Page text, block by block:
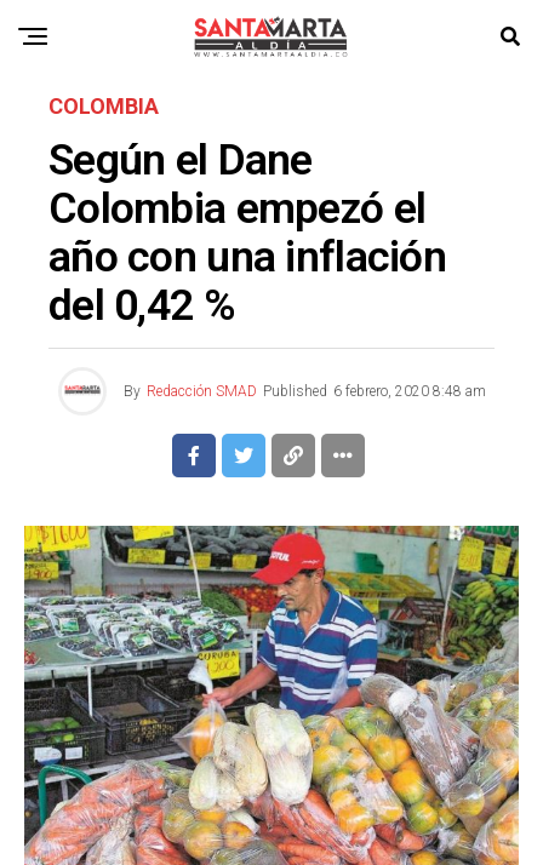
COLOMBIA
Según el Dane
Colombia empezó el
año con una inflación
del 0,42 %
By Redacción SMAD Published 6 febrero, 2020 8:48 am